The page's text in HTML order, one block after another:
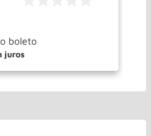
COMPRAR